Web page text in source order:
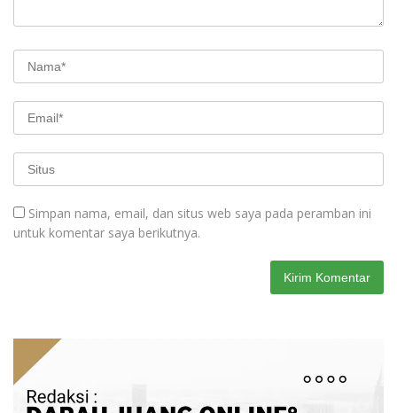
Simpan nama, email, dan situs web saya pada peramban ini
untuk komentar saya berikutnya.